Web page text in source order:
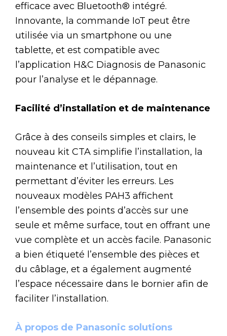
efficace avec Bluetooth® intégré.
Innovante, la commande IoT peut être
utilisée via un smartphone ou une
tablette, et est compatible avec
l’application H&C Diagnosis de Panasonic
pour l’analyse et le dépannage.
Facilité d’installation et de maintenance
Grâce à des conseils simples et clairs, le
nouveau kit CTA simplifie l’installation, la
maintenance et l’utilisation, tout en
permettant d’éviter les erreurs. Les
nouveaux modèles PAH3 affichent
l’ensemble des points d’accès sur une
seule et même surface, tout en offrant une
vue complète et un accès facile. Panasonic
a bien étiqueté l’ensemble des pièces et
du câblage, et a également augmenté
l’espace nécessaire dans le bornier afin de
faciliter l’installation.
À propos de Panasonic solutions